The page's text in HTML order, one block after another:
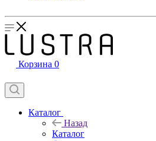
Корзина 0
Каталог
Назад
Каталог